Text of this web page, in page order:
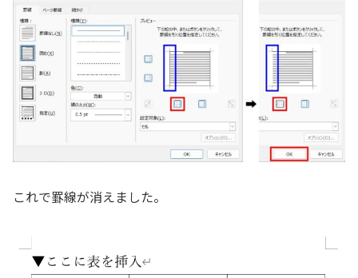
これで罫線が消えました。